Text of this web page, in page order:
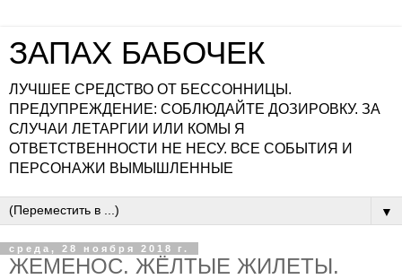
ЗАПАХ БАБОЧЕК
ЛУЧШЕЕ СРЕДСТВО ОТ БЕССОННИЦЫ.
ПРЕДУПРЕЖДЕНИЕ: СОБЛЮДАЙТЕ ДОЗИРОВКУ. ЗА
СЛУЧАИ ЛЕТАРГИИ ИЛИ КОМЫ Я
ОТВЕТСТВЕННОСТИ НЕ НЕСУ. ВСЕ СОБЫТИЯ И
ПЕРСОНАЖИ ВЫМЫШЛЕННЫЕ
▼
среда, 28 ноября 2018 г.
ЖЕМЕНОС. ЖЁЛТЫЕ ЖИЛЕТЫ.